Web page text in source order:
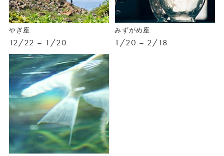
やぎ座
12/22 – 1/20
みずがめ座
1/20 – 2/18